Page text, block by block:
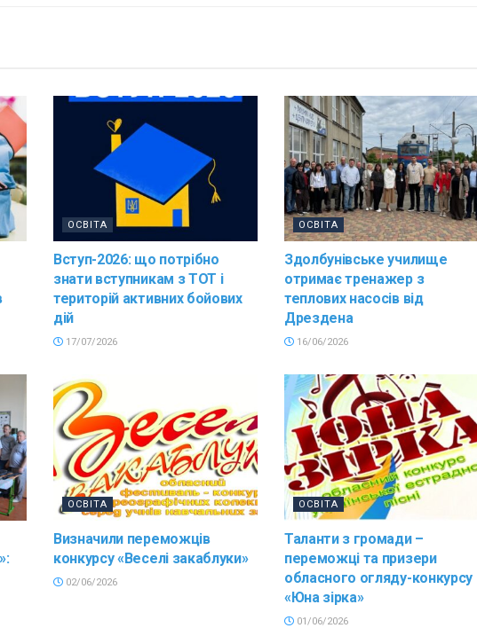
ОСВІТА
Вступ-2026: що потрібно
знати вступникам з ТОТ і
територій активних бойових
дій
17/07/2026
ОСВІТА
Здолбунівське училище
отримає тренажер з
теплових насосів від
Дрездена
16/06/2026
ОСВІТА
Визначили переможців
конкурсу «Веселі закаблуки»
02/06/2026
ОСВІТА
Таланти з громади –
переможці та призери
обласного огляду-конкурсу
«Юна зірка»
01/06/2026